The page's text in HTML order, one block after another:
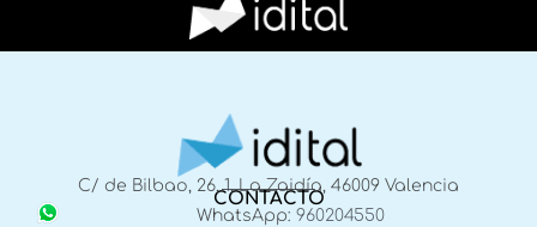
CONTACTO
C/ de Bilbao, 26, 1, La Zaidía, 46009 Valencia
WhatsApp: 960204550